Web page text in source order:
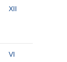
XII
VI